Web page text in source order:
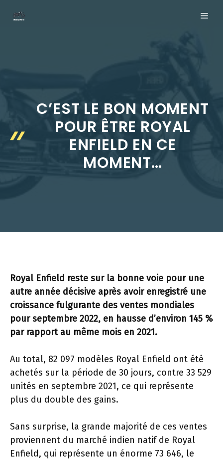
C’EST LE BON MOMENT
POUR ÊTRE ROYAL
ENFIELD EN CE
MOMENT…
Royal Enfield reste sur la bonne voie pour une
autre année décisive après avoir enregistré une
croissance fulgurante des ventes mondiales
pour septembre 2022, en hausse d’environ 145 %
par rapport au même mois en 2021.
Au total, 82 097 modèles Royal Enfield ont été
achetés sur la période de 30 jours, contre 33 529
unités en septembre 2021, ce qui représente
plus du double des gains.
Sans surprise, la grande majorité de ces ventes
proviennent du marché indien natif de Royal
Enfield, qui représente un énorme 73 646, le